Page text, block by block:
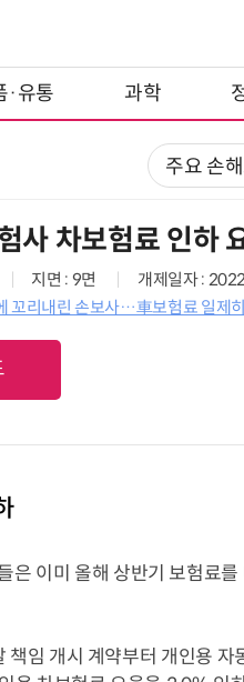
·유통 과학
사 차보험료 인하
지면 : 9면
개제일자 :
꼬리내린 손보사…車보험료 일제
이미 올해 상반기 보험료
임 개시 계약부터 개인용 자